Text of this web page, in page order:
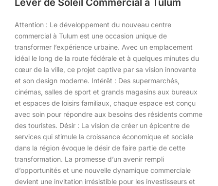
Lever de Soleil Commercial à Tulum
Attention : Le développement du nouveau centre
commercial à Tulum est une occasion unique de
transformer l’expérience urbaine. Avec un emplacement
idéal le long de la route fédérale et à quelques minutes du
cœur de la ville, ce projet captive par sa vision innovante
et son design moderne. Intérêt : Des supermarchés,
cinémas, salles de sport et grands magasins aux bureaux
et espaces de loisirs familiaux, chaque espace est conçu
avec soin pour répondre aux besoins des résidents comme
des touristes. Désir : La vision de créer un épicentre de
services qui stimule la croissance économique et sociale
dans la région évoque le désir de faire partie de cette
transformation. La promesse d’un avenir rempli
d’opportunités et une nouvelle dynamique commerciale
devient une invitation irrésistible pour les investisseurs et